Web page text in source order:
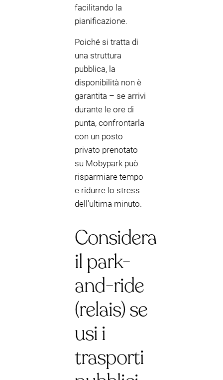
facilitando la
pianificazione.
Poiché si tratta di
una struttura
pubblica, la
disponibilità non è
garantita – se arrivi
durante le ore di
punta, confrontarla
con un posto
privato prenotato
su Mobypark può
risparmiare tempo
e ridurre lo stress
dell'ultima minuto.
Considera
il park-
and-ride
(relais) se
usi i
trasporti